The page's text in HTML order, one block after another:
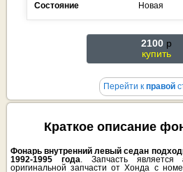
Состояние Новая
2100 p
купить
Перейти к правой
Краткое описание
Фонарь внутренний левый седан
1992-1995 года. Запчасть является
оригинальной запчасти от Хонда с